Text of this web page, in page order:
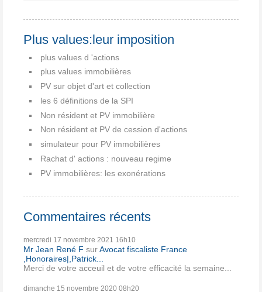
Plus values:leur imposition
plus values d 'actions
plus values immobilières
PV sur objet d'art et collection
les 6 définitions de la SPI
Non résident et PV immobilière
Non résident et PV de cession d'actions
simulateur pour PV immobilières
Rachat d' actions : nouveau regime
PV immobilières: les exonérations
Commentaires récents
mercredi 17 novembre 2021 16h10
Mr Jean René F surAvocat fiscaliste France
,Honoraires|,Patrick...
Merci de votre acceuil et de votre efficacité la semaine...
dimanche 15 novembre 2020 08h20